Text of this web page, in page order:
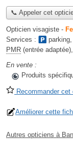
📞 Appeler cet
Opticien visagiste -
Services :
parking,
PMR (entrée adaptée),
En vente :
Produits
Recommander
Améliorer cette
Autres opticiens à